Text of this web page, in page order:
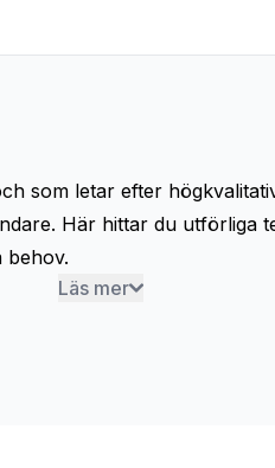
som letar efter
Här hittar du utförliga
behov.
Läs mer